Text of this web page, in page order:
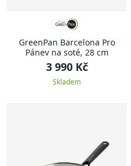
GreenPan Barcelona Pro
Pánev na soté, 28 cm
3 990 Kč
Skladem